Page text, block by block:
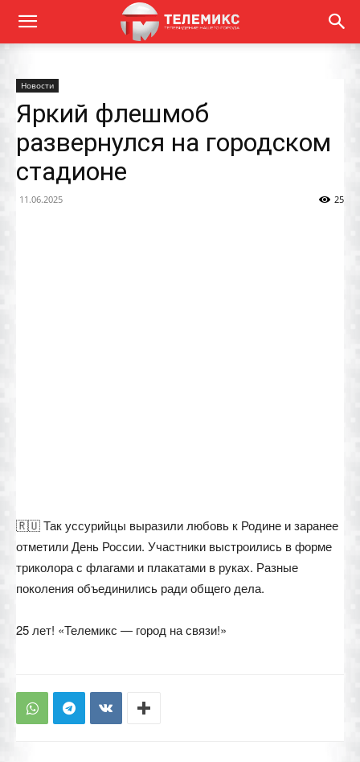
Новости
Яркий флешмоб
развернулся на городском
стадионе
11.06.2025 25
🇷🇺 Так уссурийцы выразили любовь к Родине и заранее
отметили День России. Участники выстроились в форме
триколора с флагами и плакатами в руках. Разные
поколения объединились ради общего дела.
25 лет! «Телемикс — город на связи!»